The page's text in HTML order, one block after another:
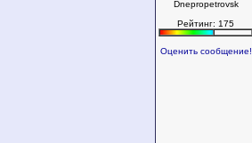
Dnepropetrovsk
Рейтинг: 175
Оценить сообщение!